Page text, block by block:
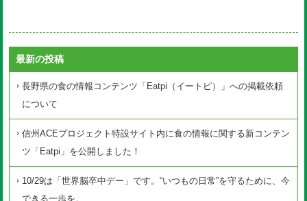
最新の投稿
長野県の食の情報コンテンツ「Eatpi（イートピ）」への掲載依頼
について
信州ACEプロジェクト特設サイト内に食の情報に関する新コンテン
ツ「Eatpi」を公開しました！
10/29は「世界脳卒中デー」です。“いつもの日常”を守るために、今
できる一歩を。